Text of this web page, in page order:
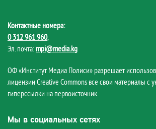
Контактные номера:
0 312 961 960,
Эл. почта: mpi@media.kg
ОФ «Институт Медиа Полиси» разрешает
лицензии Creative Commons все свои материалы с
гиперссылки на первоисточник.
Мы в социальных сетях